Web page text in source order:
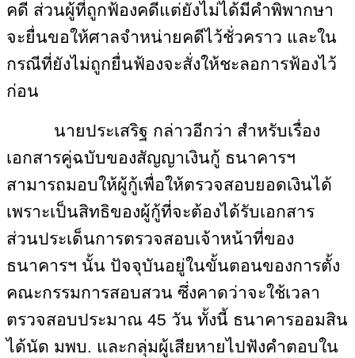
คดี ส่วนผู้ที่ถูกฟ้องคดีแต่ยังไม่ได้มีคำพิพากษา
จะยื่นขอให้ศาลจำหน่ายคดีไว้ชั่วคราว และใน
กรณีที่ยังไม่ถูกยื่นฟ้องจะสั่งให้ชะลอการฟ้องไว้
ก่อน
นายประเสริฐ กล่าวอีกว่า สำหรับเรื่อง
เอกสารคู่ฉบับของสัญญาเงินกู้ ธนาคารฯ
สามารถมอบให้ผู้กู้เพื่อให้ตรวจสอบยอดเงินได้
เพราะเป็นสิทธิของผู้กู้ที่จะต้องได้รับเอกสาร
ส่วนประเด็นการตรวจสอบเจ้าหน้าที่ของ
ธนาคารฯ นั้น ปัจจุบันอยู่ในขั้นตอนของการตั้ง
คณะกรรมการสอบสวน ซึ่งคาดว่าจะใช้เวลา
ตรวจสอบประมาณ 45 วัน ทั้งนี้ ธนาคารออมสิน
ได้นัด มพบ. และกลุ่มผู้เสียหายไปฟังคำตอบใน